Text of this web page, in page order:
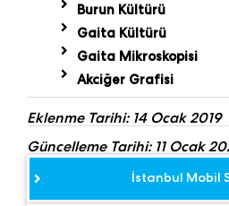
Burun Kültürü
Gaita Kültürü
Gaita Mikroskopisi
Akciğer Grafisi
Eklenme Tarihi: 14 Ocak 2019
Güncelleme Tarihi: 11 Ocak
İstanbul Mobil